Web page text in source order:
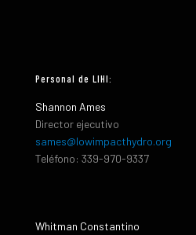
Personal de LIHI:
Shannon Ames
Director ejecutivo
sames@lowimpacthydro.org
Teléfono: 339-970-9337
Whitman Constantino